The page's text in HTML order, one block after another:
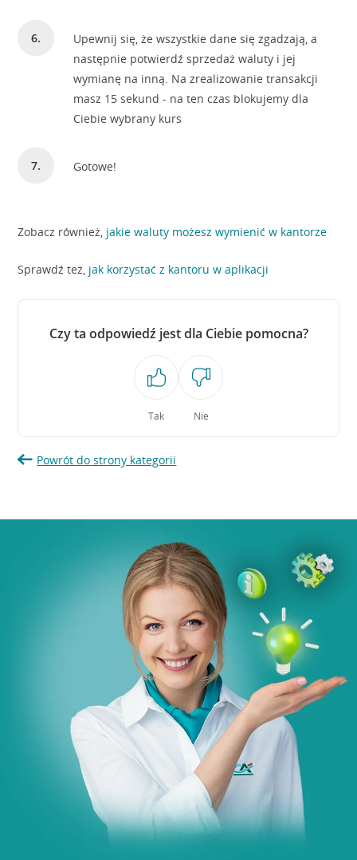
Upewnij się, że wszystkie dane się zgadzają, a
następnie potwierdź sprzedaż waluty i jej
wymianę na inną. Na zrealizowanie transakcji
masz 15 sekund - na ten czas blokujemy dla
Ciebie wybrany kurs
Gotowe!
Zobacz również, jakie waluty możesz wymienić w kantorze
Sprawdź też, jak korzystać z kantoru w aplikacji
Czy ta odpowiedź jest dla Ciebie pomocna?
Tak Nie
Powrót do strony kategorii